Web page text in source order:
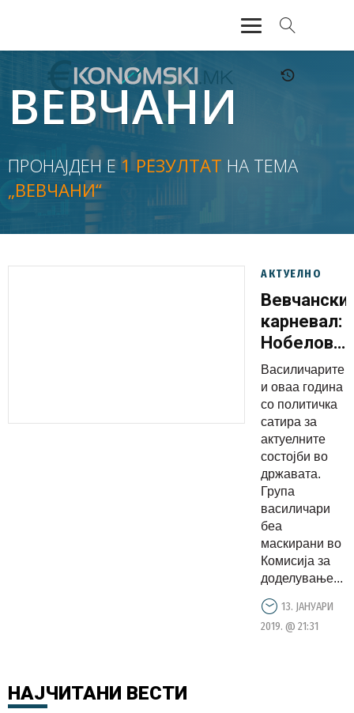
АКТУЕЛНО
ЕКОНОМИЈА
ФИНАНСИИ
БАНКАРСТВО
ЖИВОТ
ВЕВЧАНИ
ПРОНАЈДЕН Е1 РЕЗУЛТАТ НА ТЕМА
„ВЕВЧАНИ“
АКТУЕЛНО
Вевчански
карневал:
Нобелова
за мајка
му на
Заев во
„Кај го
родив, кај
се
запустив“
(ФОТО)
Василичарите
и оваа година
со политичка
сатира за
актуелните
состојби во
државата.
Група
василичари
беа
маскирани во
Комисија за
доделување...
13. ЈАНУАРИ
2019. @ 21:31
НАЈЧИТАНИ ВЕСТИ